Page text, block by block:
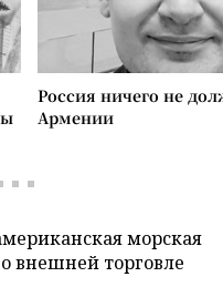
Россия ничего не
Армении
морская
внешней торговле